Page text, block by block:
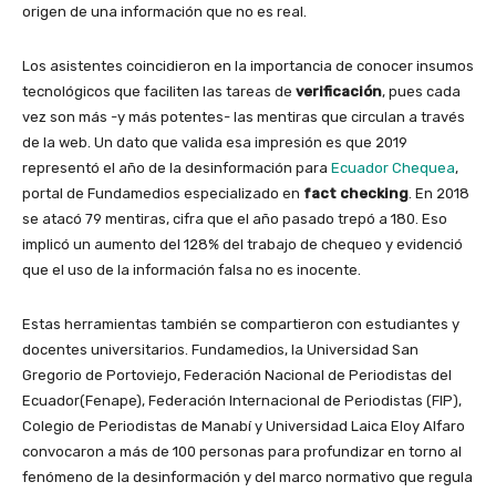
origen de una información que no es real.
Los asistentes coincidieron en la importancia de conocer insumos
tecnológicos que faciliten las tareas de verificación, pues cada
vez son más -y más potentes- las mentiras que circulan a través
de la web. Un dato que valida esa impresión es que 2019
representó el año de la desinformación para Ecuador Chequea,
portal de Fundamedios especializado en fact checking . En 2018
se atacó 79 mentiras, cifra que el año pasado trepó a 180. Eso
implicó un aumento del 128% del trabajo de chequeo y evidenció
que el uso de la información falsa no es inocente.
Estas herramientas también se compartieron con estudiantes y
docentes universitarios. Fundamedios, la Universidad San
Gregorio de Portoviejo, Federación Nacional de Periodistas del
Ecuador(Fenape), Federación Internacional de Periodistas (FIP),
Colegio de Periodistas de Manabí y Universidad Laica Eloy Alfaro
convocaron a más de 100 personas para profundizar en torno al
fenómeno de la desinformación y del marco normativo que regula